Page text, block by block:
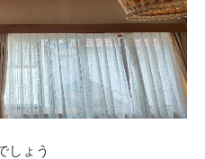
しょう